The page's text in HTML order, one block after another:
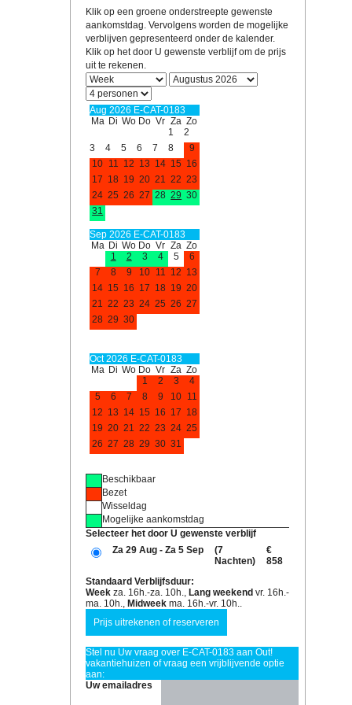
Klik op een groene onderstreepte gewenste
aankomstdag. Vervolgens worden de mogelijke
verblijven gepresenteerd onder de kalender.
Klik op het door U gewenste verblijf om de prijs
uit te rekenen.
Aug 2026 E-CAT-0183
Ma Di Wo Do Vr Za Zo
1
2
3
4 5 6 7 8
9
10 11 12 13 14 15 16
17 18 19 20 21 22 23
24 25 26 27 28 29 30
31
Sep 2026 E-CAT-0183
Ma Di Wo Do Vr Za Zo
1
2 3 4 5
6
7
8 9 10 11 12 13
14 15 16 17 18 19 20
21 22 23 24 25 26 27
28 29 30
Oct 2026 E-CAT-0183
Ma Di Wo Do Vr Za Zo
1
2 3
4
5
6 7 8 9 10 11
12 13 14 15 16 17 18
19 20 21 22 23 24 25
26 27 28 29 30 31
Beschikbaar
Bezet
Wisseldag
Mogelijke aankomstdag
Selecteer het door U gewenste verblijf
Za 29 Aug - Za 5 Sep
(7
Nachten)
€
858
Standaard Verblijfsduur:
Week za. 16h.-za. 10h., Lang weekend vr. 16h.-
ma. 10h., Midweek ma. 16h.-vr. 10h..
Stel nu Uw vraag over E-CAT-0183 aan Out!
vakantiehuizen of vraag een vrijblijvende optie
aan:
Uw emailadres